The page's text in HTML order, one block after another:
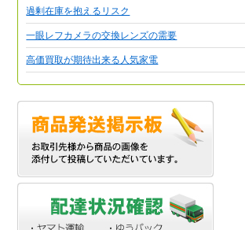
過剰在庫を抱えるリスク
一眼レフカメラの交換レンズの需要
高価買取が期待出来る人気家電